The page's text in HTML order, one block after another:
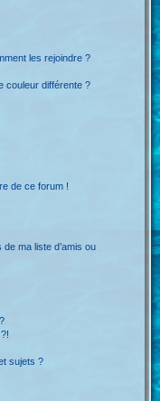
les rejoindre ?
couleur différente ?
de ce forum !
ma liste d’amis ou
sujets ?